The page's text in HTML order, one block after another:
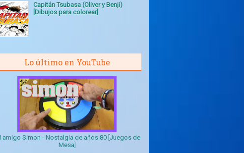
Capitán Tsubasa (Oliver y Benji)
[Dibujos para colorear]
Lo último en YouTube
amigo Simon - Nostalgia de años 80 [Juegos de
Mesa]